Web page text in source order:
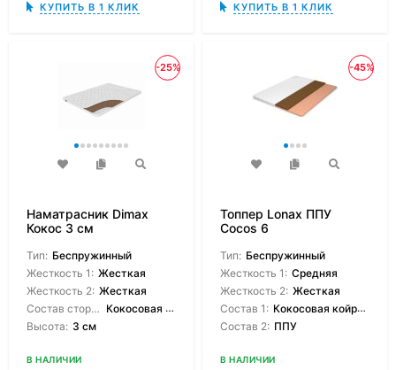
КУПИТЬ В 1 КЛИК КУПИТЬ В 1 КЛИК
-25%
Наматрасник Dimax
Кокос 3 см
Тип: Беспружинный
Жесткость 1: Жесткая
Жесткость 2: Жесткая
Состав сторон: Кокосовая койра
Высота: 3 см
В НАЛИЧИИ
-45%
Топпер Lonax ППУ
Cocos 6
Тип: Беспружинный
Жесткость 1: Средняя
Жесткость 2: Жесткая
Состав 1: Кокосовая койрвовая койра
Состав 2: ППУ
В НАЛИЧИИ